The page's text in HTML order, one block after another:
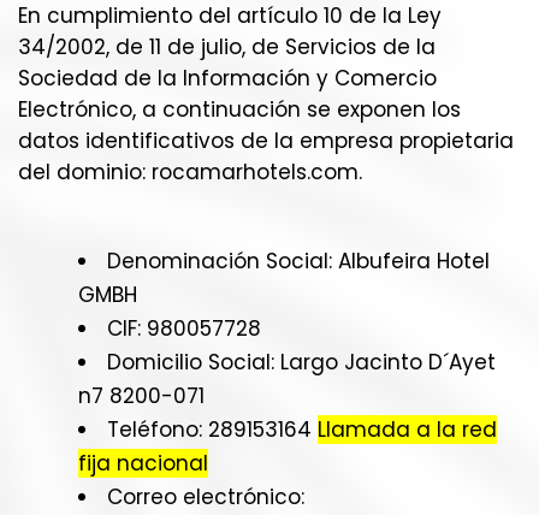
En cumplimiento del artículo 10 de la Ley
34/2002, de 11 de julio, de Servicios de la
Sociedad de la Información y Comercio
Electrónico, a continuación se exponen los
datos identificativos de la empresa propietaria
del dominio: rocamarhotels.com.
Denominación Social: Albufeira Hotel
GMBH
CIF: 980057728
Domicilio Social: Largo Jacinto D´Ayet
n7 8200-071
Teléfono: 289153164 Llamada a la red
fija nacional
Correo electrónico: